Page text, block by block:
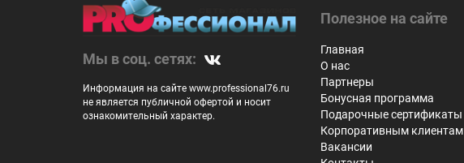
Мы в соц. сетях:
Информация на сайте www.professional76.ru
не является публичной офертой и носит
ознакомительный характер.
Полезное на сайте
Главная
О нас
Партнеры
Бонусная программа
Подарочные сертификаты
Корпоративным клиентам
Вакансии